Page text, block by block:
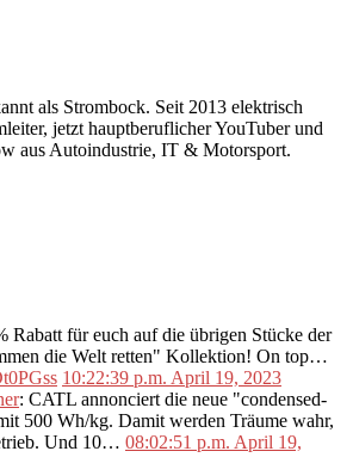
als Strombock. Seit 2013 elektrisch
jetzt hauptberuflicher YouTuber und
aus Autoindustrie, IT & Motorsport.
Rabatt für euch auf die übrigen Stücke der
die Welt retten" Kollektion! On top…
10:22:39 p.m. April 19, 2023
: CATL annonciert die neue "condensed-
500 Wh/kg. Damit werden Träume wahr,
Und 10… 08:02:51 p.m. April 19,